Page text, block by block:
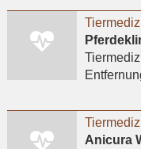
Anicura